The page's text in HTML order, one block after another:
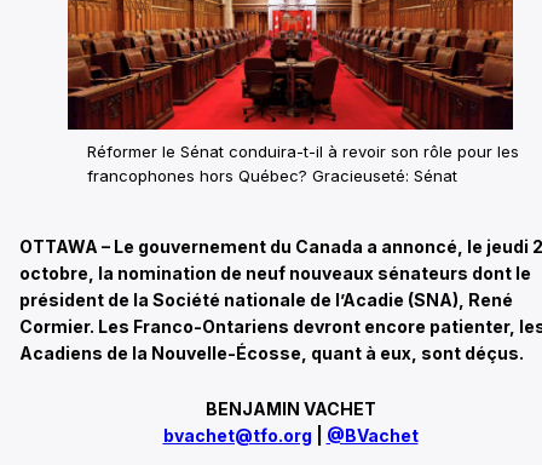
Réformer le Sénat conduira-t-il à revoir son rôle pour les
francophones hors Québec? Gracieuseté: Sénat
OTTAWA – Le gouvernement du Canada a annoncé, le jeudi
octobre, la nomination de neuf nouveaux sénateurs dont le
président de la Société nationale de l’Acadie (SNA), René
Cormier. Les Franco-Ontariens devront encore patienter,
Acadiens de la Nouvelle-Écosse, quant à eux, sont déçus.
BENJAMIN VACHET
bvachet@tfo.org
@BVachet